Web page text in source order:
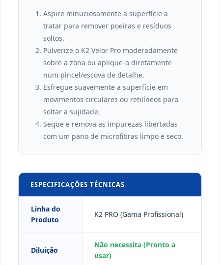
Aspire minuciosamente a superfície a
tratar para remover poeiras e resíduos
soltos.
Pulverize o K2 Velor Pro moderadamente
sobre a zona ou aplique-o diretamente
num pincel/escova de detalhe.
Esfregue suavemente a superfície em
movimentos circulares ou retilíneos para
soltar a sujidade.
Seque e remova as impurezas libertadas
com um pano de microfibras limpo e seco.
ESPECIFICAÇÕES TÉCNICAS
Linha do
Produto
K2 PRO (Gama Profissional)
Diluição
Não necessita (Pronto a
usar)